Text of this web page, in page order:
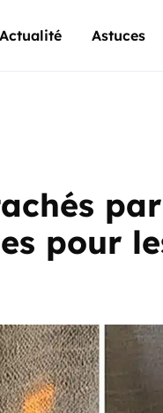
Actualité Astuces
pour